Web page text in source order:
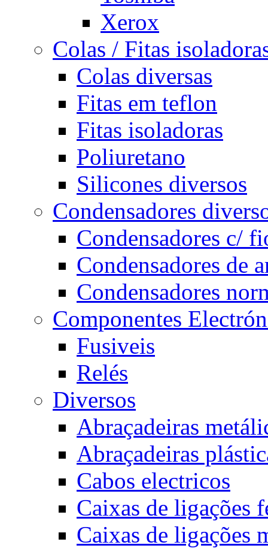
Xerox
Colas / Fitas
Colas diversas
Fitas em teflon
Fitas isoladoras
Poliuretano
Silicones diversos
Condensadores
Condensadores c/
Condensadores de
Condensadores
Componentes
Fusiveis
Relés
Diversos
Abraçadeiras
Abraçadeiras
Cabos electricos
Caixas de ligações
Caixas de ligações